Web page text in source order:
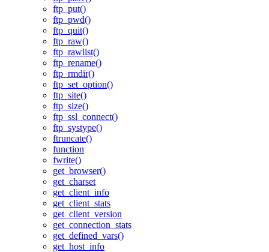
ftp_put()
ftp_pwd()
ftp_quit()
ftp_raw()
ftp_rawlist()
ftp_rename()
ftp_rmdir()
ftp_set_option()
ftp_site()
ftp_size()
ftp_ssl_connect()
ftp_systype()
ftruncate()
function
fwrite()
get_browser()
get_charset
get_client_info
get_client_stats
get_client_version
get_connection_stats
get_defined_vars()
get_host_info